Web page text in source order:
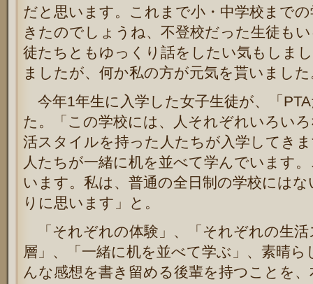
だと思います。これまで小・中学校まで
きたのでしょうね、不登校だった生徒も
徒たちともゆっくり話をしたい気もしま
ましたが、何か私の方が元気を貰いました
今年1年生に入学した女子生徒が、「
た。「この学校には、人それぞれいろい
活スタイルを持った人たちが入学してき
人たちが一緒に机を並べて学んでいます
います。私は、普通の全日制の学校には
りに思います」と。
「それぞれの体験」、「それぞれの生活
層」、「一緒に机を並べて学ぶ」、素晴
んな感想を書き留める後輩を持つことを